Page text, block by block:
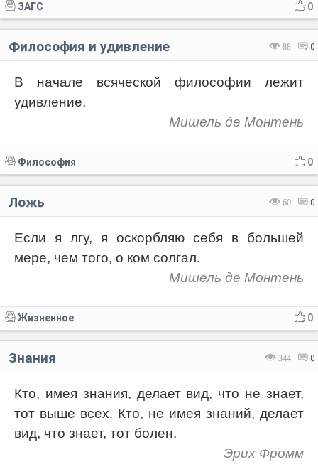
0
ЗАГС
88 0
Философия и удивление
В начале всяческой философии лежит
удивление.
Мишель де Монтень
0
Философия
60 0
Ложь
Если я лгу, я оскорбляю себя в большей
мере, чем того, о ком солгал.
Мишель де Монтень
0
Жизненное
344 0
Знания
Кто, имея знания, делает вид, что не знает,
тот выше всех. Кто, не имея знаний, делает
вид, что знает, тот болен.
Эрих Фромм